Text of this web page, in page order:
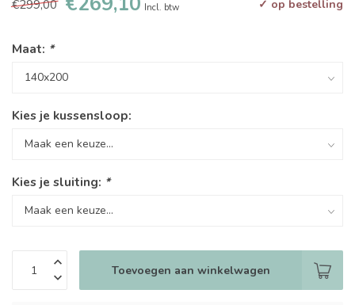
€299,00 Incl. btw ✓ op bestelling
Maat: *
Kies je kussensloop:
Kies je sluiting: *
Toevoegen aan winkelwagen